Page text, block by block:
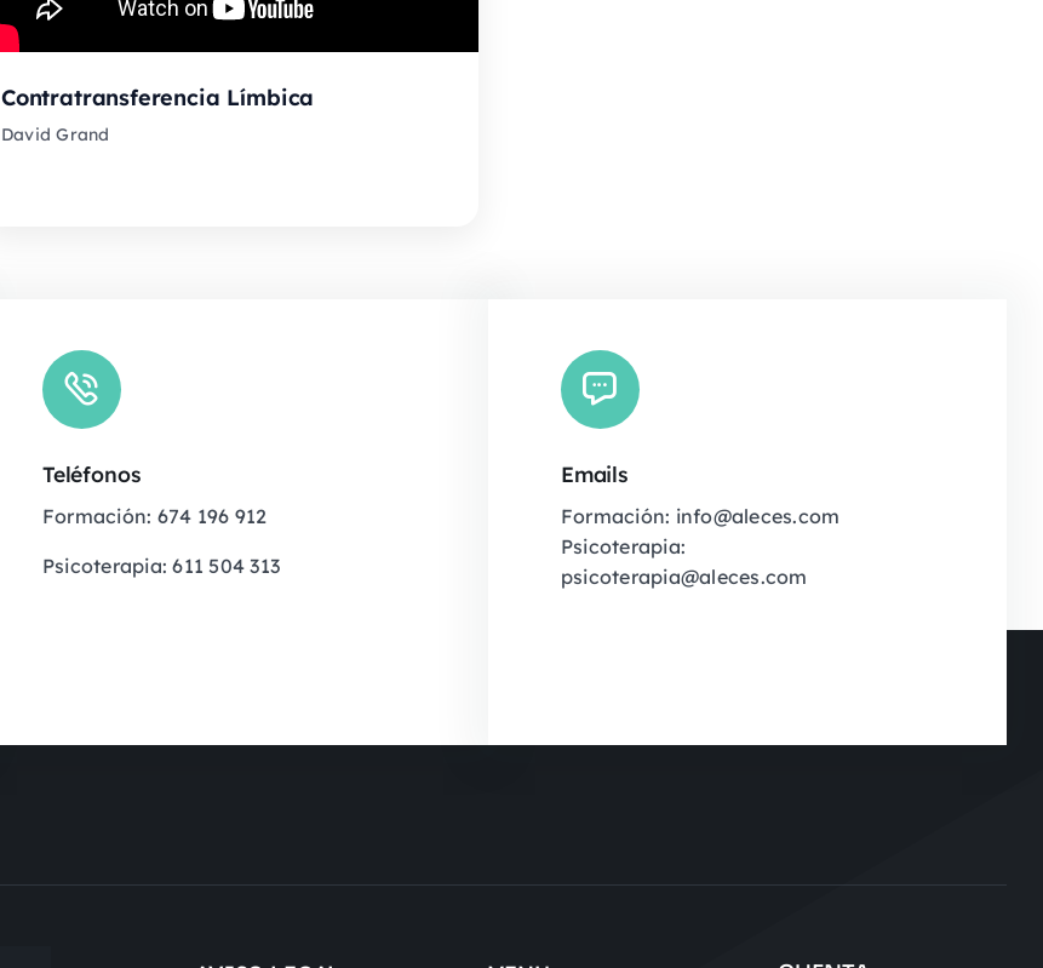
Contratransferencia Límbica
David Grand
Teléfonos
Formación: 674 196 912
Psicoterapia: 611 504 313
Emails
Formación: info@aleces.com
Psicoterapia:
psicoterapia@aleces.com